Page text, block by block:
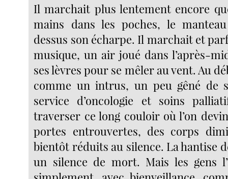
Il marchait plus lentement encore
mains dans les poches, le
dessus son écharpe. Il marchait et
musique, un air joué dans l’après-
ses lèvres pour se mêler au vent. Au
comme un intrus, un peu gêné de
service d’oncologie et soins
traverser ce long couloir où l’on
portes entrouvertes, des corps
bientôt réduits au silence. La hantise
un silence de mort. Mais les gens